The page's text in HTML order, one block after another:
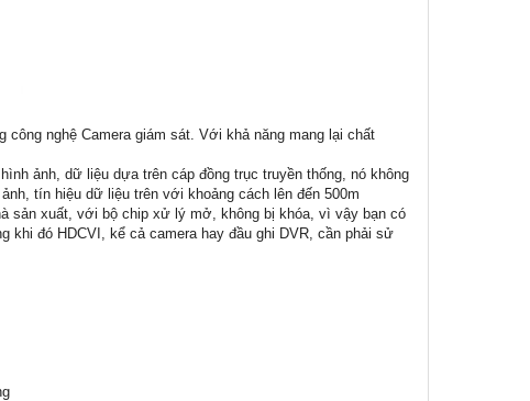
nghệ Camera giám sát. Với khả năng mang lại chất
ảnh, dữ liệu dựa trên cáp đồng trục truyền thống, nó không
tín hiệu dữ liệu trên với khoảng cách lên đến 500m
sản xuất, với bộ chip xử lý mở, không bị khóa, vì vậy bạn có
khi đó HDCVI, kể cả camera hay đầu ghi DVR, cần phải sử